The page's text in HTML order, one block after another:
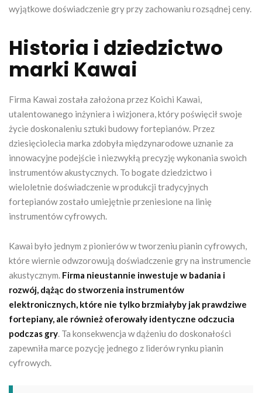
wyjątkowe doświadczenie gry przy zachowaniu rozsądnej ceny.
Historia i dziedzictwo
marki Kawai
Firma Kawai została założona przez Koichi Kawai,
utalentowanego inżyniera i wizjonera, który poświęcił swoje
życie doskonaleniu sztuki budowy fortepianów. Przez
dziesięciolecia marka zdobyła międzynarodowe uznanie za
innowacyjne podejście i niezwykłą precyzję wykonania swoich
instrumentów akustycznych. To bogate dziedzictwo i
wieloletnie doświadczenie w produkcji tradycyjnych
fortepianów zostało umiejętnie przeniesione na linię
instrumentów cyfrowych.
Kawai było jednym z pionierów w tworzeniu pianin cyfrowych,
które wiernie odwzorowują doświadczenie gry na instrumencie
akustycznym. Firma nieustannie inwestuje w badania i
rozwój, dążąc do stworzenia instrumentów
elektronicznych, które nie tylko brzmiałyby jak prawdziwe
fortepiany, ale również oferowały identyczne odczucia
podczas gry . Ta konsekwencja w dążeniu do doskonałości
zapewniła marce pozycję jednego z liderów rynku pianin
cyfrowych.